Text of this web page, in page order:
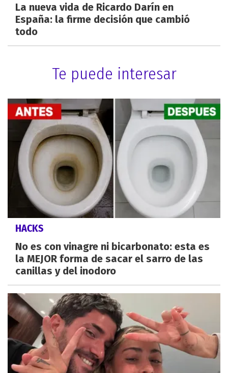
La nueva vida de Ricardo Darín en
España: la firme decisión que cambió
todo
Te puede interesar
HACKS
No es con vinagre ni bicarbonato: esta es
la MEJOR forma de sacar el sarro de las
canillas y del inodoro